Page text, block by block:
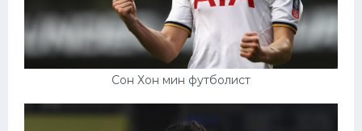
Сон Хон мин футболист